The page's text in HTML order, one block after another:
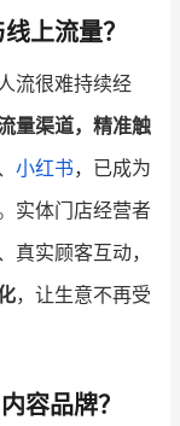
上流量？
流很难持续经
量渠道，精准触
小红书，已成为
实体门店经营者
真实顾客互动，
，让生意不再受
容品牌？